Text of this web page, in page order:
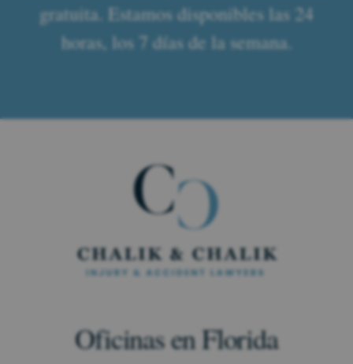
gratuita. Estamos disponibles las 24
horas, los 7 días de la semana.
Oficinas en Florida